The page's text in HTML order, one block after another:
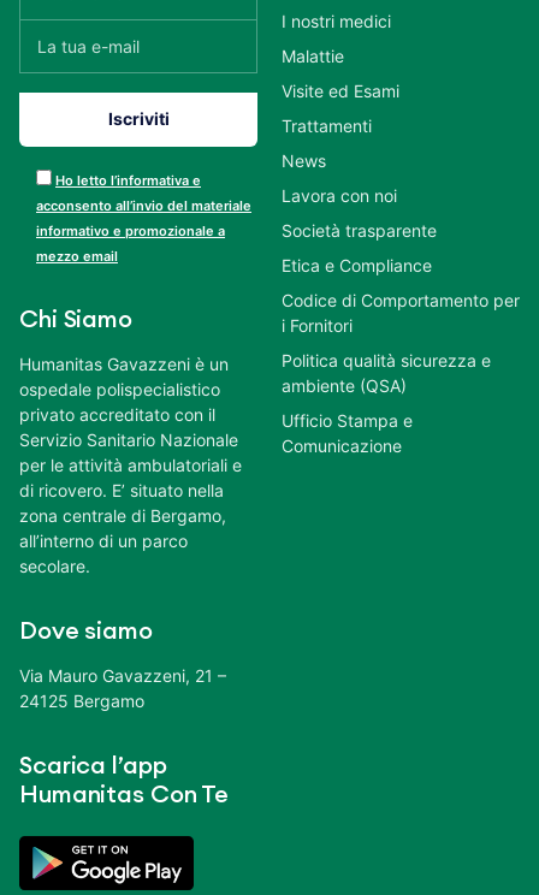
Ho letto l’informativa e
acconsento all’invio del materiale
informativo e promozionale a
mezzo email
Chi Siamo
Humanitas Gavazzeni è un
ospedale polispecialistico
privato accreditato con il
Servizio Sanitario Nazionale
per le attività ambulatoriali e
di ricovero. E’ situato nella
zona centrale di Bergamo,
all’interno di un parco
secolare.
Dove siamo
Via Mauro Gavazzeni, 21 –
24125 Bergamo
Scarica l’app
Humanitas Con Te
I nostri medici
Malattie
Visite ed Esami
Trattamenti
News
Lavora con noi
Società trasparente
Etica e Compliance
Codice di Comportamento per
i Fornitori
Politica qualità sicurezza e
ambiente (QSA)
Ufficio Stampa e
Comunicazione